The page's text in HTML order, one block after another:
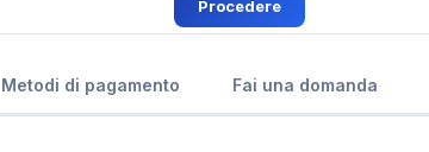
Metodi di pagamento Fai una domanda